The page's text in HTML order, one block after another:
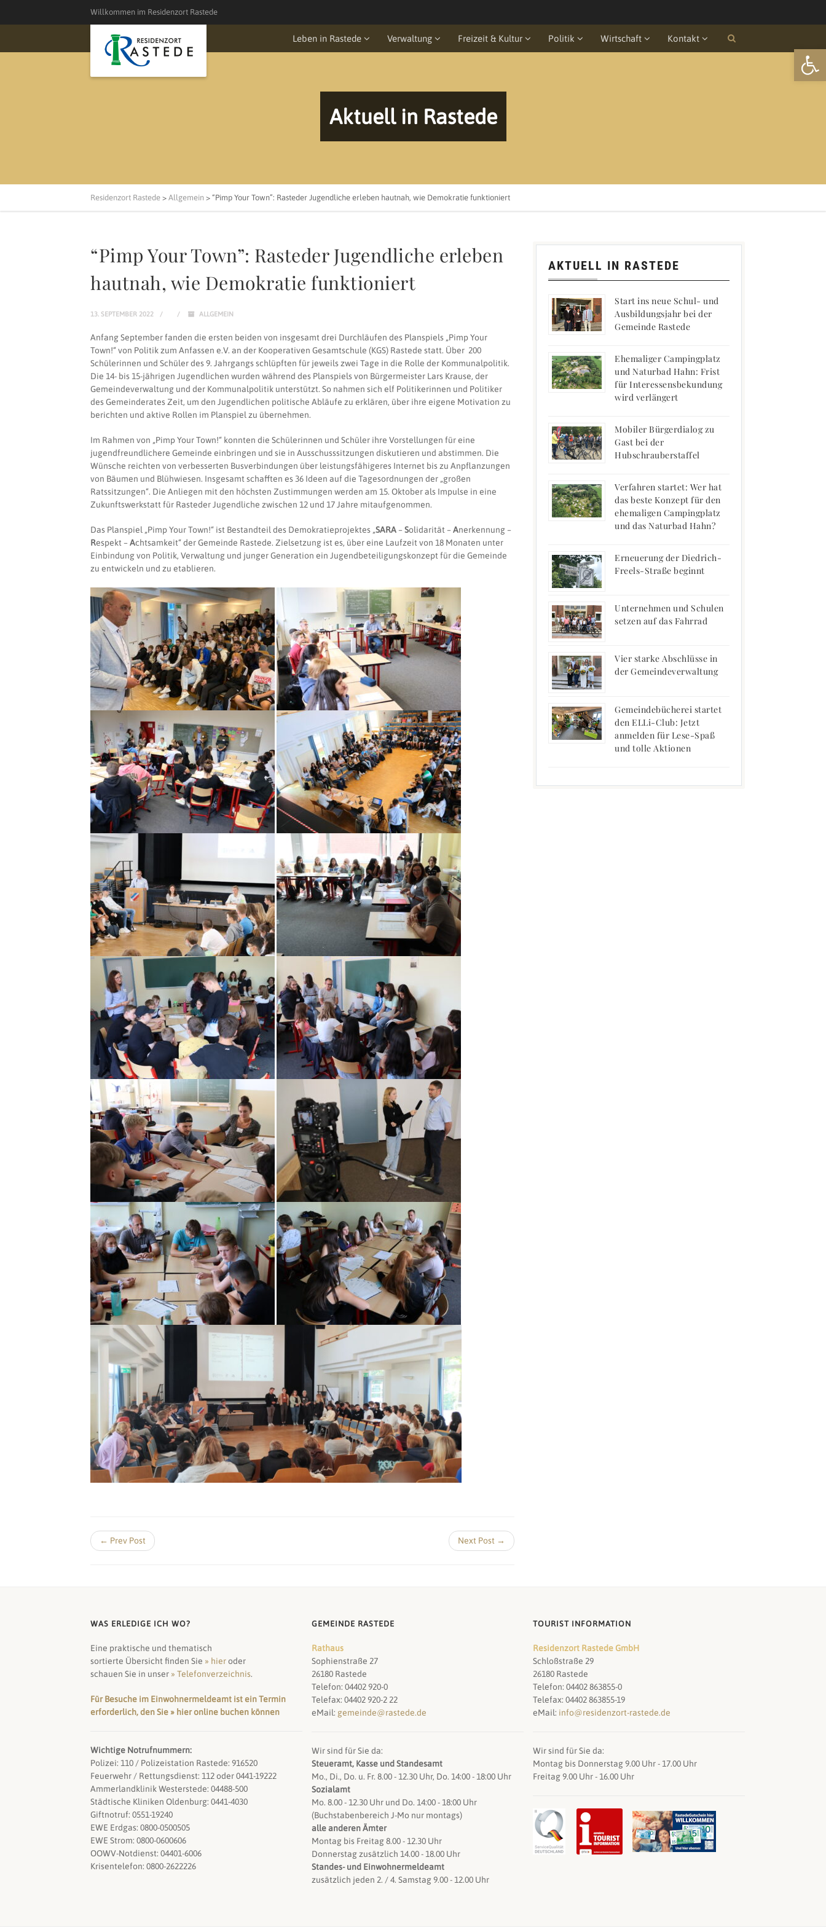
Willkommen im Residenzort Rastede
Leben in Rastede Verwaltung Freizeit & Kultur Politik Wirtschaft Kontakt
Aktuell in Rastede
Residenzort Rastede > Allgemein > “Pimp Your Town”: Rasteder Jugendliche erleben hautnah, wie Demokratie funktioniert
“Pimp Your Town”: Rasteder Jugendliche erleben
hautnah, wie Demokratie funktioniert
13. SEPTEMBER 2022 ALLGEMEIN
Anfang September fanden die ersten beiden von insgesamt drei Durchläufen des Planspiels „Pimp Your
Town!“ von Politik zum Anfassen e.V. an der Kooperativen Gesamtschule (KGS) Rastede statt. Über 200
Schülerinnen und Schüler des 9. Jahrgangs schlüpften für jeweils zwei Tage in die Rolle der Kommunalpolitik.
Die 14- bis 15-jährigen Jugendlichen wurden während des Planspiels von Bürgermeister Lars Krause, der
Gemeindeverwaltung und der Kommunalpolitik unterstützt. So nahmen sich elf Politikerinnen und Politiker
des Gemeinderates Zeit, um den Jugendlichen politische Abläufe zu erklären, über ihre eigene Motivation zu
berichten und aktive Rollen im Planspiel zu übernehmen.
Im Rahmen von „Pimp Your Town!“ konnten die Schülerinnen und Schüler ihre Vorstellungen für eine
jugendfreundlichere Gemeinde einbringen und sie in Ausschusssitzungen diskutieren und abstimmen. Die
Wünsche reichten von verbesserten Busverbindungen über leistungsfähigeres Internet bis zu Anpflanzungen
von Bäumen und Blühwiesen. Insgesamt schafften es 36 Ideen auf die Tagesordnungen der „großen
Ratssitzungen“. Die Anliegen mit den höchsten Zustimmungen werden am 15. Oktober als Impulse in eine
Zukunftswerkstatt für Rasteder Jugendliche zwischen 12 und 17 Jahre mitaufgenommen.
Das Planspiel „Pimp Your Town!“ ist Bestandteil des Demokratieprojektes „SARA – Solidarität – Anerkennung –
Respekt – Achtsamkeit“ der Gemeinde Rastede. Zielsetzung ist es, über eine Laufzeit von 18 Monaten unter
Einbindung von Politik, Verwaltung und junger Generation ein Jugendbeteiligungskonzept für die Gemeinde
zu entwickeln und zu etablieren.
← Prev Post Next Post →
AKTUELL IN RASTEDE
Start ins neue Schul- und
Ausbildungsjahr bei der
Gemeinde Rastede
Ehemaliger Campingplatz
und Naturbad Hahn: Frist
für Interessensbekundung
wird verlängert
Mobiler Bürgerdialog zu
Gast bei der
Hubschrauberstaffel
Verfahren startet: Wer hat
das beste Konzept für den
ehemaligen Campingplatz
und das Naturbad Hahn?
Erneuerung der Diedrich-
Freels-Straße beginnt
Unternehmen und Schulen
setzen auf das Fahrrad
Vier starke Abschlüsse in
der Gemeindeverwaltung
Gemeindebücherei startet
den ELLi-Club: Jetzt
anmelden für Lese-Spaß
und tolle Aktionen
WAS ERLEDIGE ICH WO?
Eine praktische und thematisch
sortierte Übersicht finden Sie » hieroder
schauen Sie in unser » Telefonverzeichnis.
Für Besuche im Einwohnermeldeamt ist ein Termin
erforderlich, den Sie » hier online buchen können
Wichtige Notrufnummern:
Polizei: 110 / Polizeistation Rastede: 916520
Feuerwehr / Rettungsdienst: 112 oder 0441-19222
Ammerlandklinik Westerstede: 04488-500
Städtische Kliniken Oldenburg: 0441-4030
Giftnotruf: 0551-19240
EWE Erdgas: 0800-0500505
EWE Strom: 0800-0600606
OOWV-Notdienst: 04401-6006
Krisentelefon: 0800-2622226
GEMEINDE RASTEDE
Rathaus
Sophienstraße 27
26180 Rastede
Telefon: 04402 920-0
Telefax: 04402 920-2 22
eMail: gemeinde@rastede.de
Wir sind für Sie da:
Steueramt, Kasse und Standesamt
Mo., Di., Do. u. Fr. 8.00 - 12.30 Uhr, Do. 14:00 - 18:00 Uhr
Sozialamt
Mo. 8.00 - 12.30 Uhr und Do. 14:00 - 18:00 Uhr
(Buchstabenbereich J-Mo nur montags)
alle anderen Ämter
Montag bis Freitag 8.00 - 12.30 Uhr
Donnerstag zusätzlich 14.00 - 18.00 Uhr
Standes- und Einwohnermeldeamt
zusätzlich jeden 2. / 4. Samstag 9.00 - 12.00 Uhr
TOURIST INFORMATION
Residenzort Rastede GmbH
Schloßstraße 29
26180 Rastede
Telefon: 04402 863855-0
Telefax: 04402 863855-19
eMail: info@residenzort-rastede.de
Wir sind für Sie da:
Montag bis Donnerstag 9.00 Uhr - 17.00 Uhr
Freitag 9.00 Uhr - 16.00 Uhr